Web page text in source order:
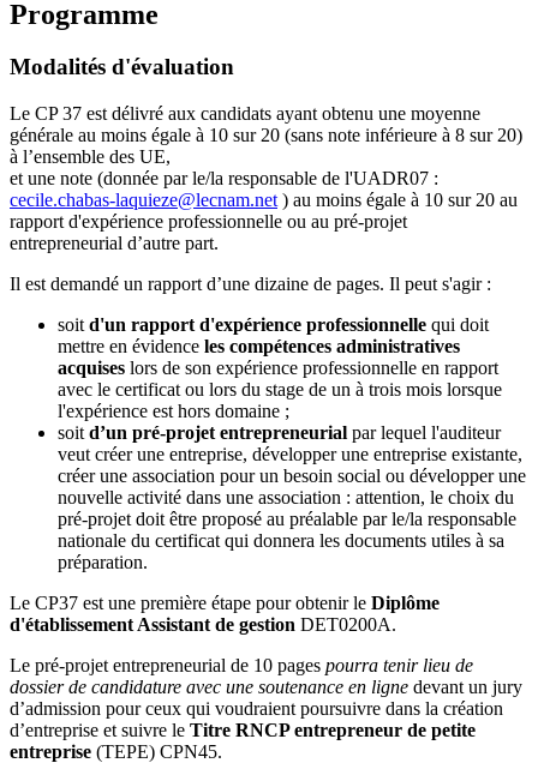
Programme
Modalités d'évaluation
Le CP 37 est délivré aux candidats ayant obtenu une moyenne
générale au moins égale à 10 sur 20 (sans note inférieure à 8 sur 20)
à l’ensemble des UE,
et une note (donnée par le/la responsable de l'UADR07 :
cecile.chabas-laquieze@lecnam.net ) au moins égale à 10 sur 20 au
rapport d'expérience professionnelle ou au pré-projet
entrepreneurial d’autre part.
Il est demandé un rapport d’une dizaine de pages. Il peut s'agir :
soit d'un rapport d'expérience professionnelle qui doit
mettre en évidence les compétences administratives
acquises lors de son expérience professionnelle en rapport
avec le certificat ou lors du stage de un à trois mois lorsque
l'expérience est hors domaine ;
soit d’un pré-projet entrepreneurial par lequel l'auditeur
veut créer une entreprise, développer une entreprise existante,
créer une association pour un besoin social ou développer une
nouvelle activité dans une association : attention, le choix du
pré-projet doit être proposé au préalable par le/la responsable
nationale du certificat qui donnera les documents utiles à sa
préparation.
Le CP37 est une première étape pour obtenir le Diplôme
d'établissement Assistant de gestion DET0200A.
Le pré-projet entrepreneurial de 10 pages pourra tenir lieu de
dossier de candidature avec une soutenance en ligne devant un jury
d’admission pour ceux qui voudraient poursuivre dans la création
d’entreprise et suivre le Titre RNCP entrepreneur de petite
entreprise (TEPE) CPN45.